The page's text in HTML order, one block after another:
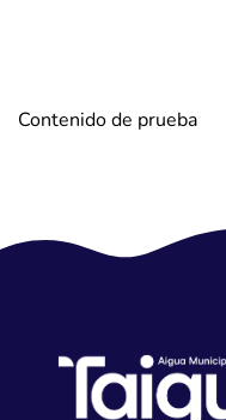
Contenido de prueba